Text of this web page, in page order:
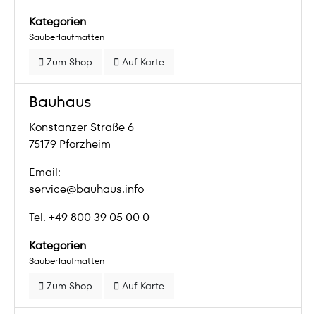
Kategorien
Sauberlaufmatten
Zum Shop Auf Karte
Bauhaus
Konstanzer Straße 6
75179 Pforzheim
Email:
service@bauhaus.info
Tel. +49 800 39 05 00 0
Kategorien
Sauberlaufmatten
Zum Shop Auf Karte